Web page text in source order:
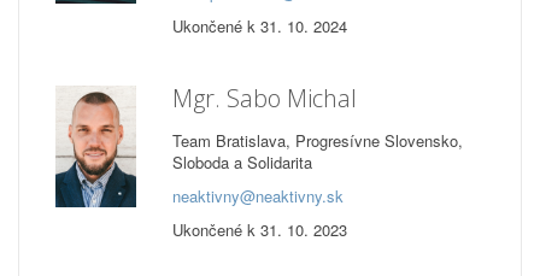
Ukončené k 31. 10. 2024
Mgr. Sabo Michal
Team Bratislava, Progresívne Slovensko,
Sloboda a Solidarita
neaktivny@neaktivny.sk
Ukončené k 31. 10. 2023